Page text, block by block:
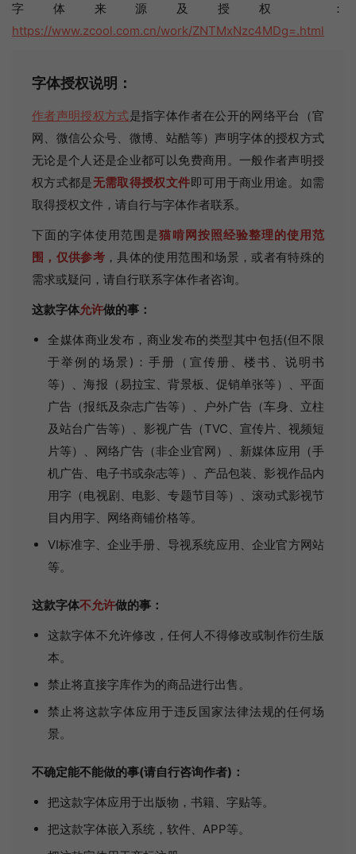
字体来源及授权 ：
https://www.zcool.com.cn/work/ZNTMxNzc4MDg=.html
字体授权说明：
作者声明授权方式是指字体作者在公开的网络平台（官
网、微信公众号、微博、站酷等）声明字体的授权方式
无论是个人还是企业都可以免费商用。一般作者声明授
权方式都是无需取得授权文件即可用于商业用途。如需
取得授权文件，请自行与字体作者联系。
下面的字体使用范围是猫啃网按照经验整理的使用范
围，仅供参考 ，具体的使用范围和场景，或者有特殊的
需求或疑问，请自行联系字体作者咨询。
这款字体允许做的事：
全媒体商业发布，商业发布的类型其中包括(但不限
于举例的场景)：手册（宣传册、楼书、说明书
等）、海报（易拉宝、背景板、促销单张等）、平面
广告（报纸及杂志广告等）、户外广告（车身、立柱
及站台广告等）、影视广告（TVC、宣传片、视频短
片等）、网络广告（非企业官网）、新媒体应用（手
机广告、电子书或杂志等）、产品包装、影视作品内
用字（电视剧、电影、专题节目等）、滚动式影视节
目内用字、网络商铺价格等。
VI标准字、企业手册、导视系统应用、企业官方网站
等。
这款字体不允许做的事：
这款字体不允许修改，任何人不得修改或制作衍生版
本。
禁止将直接字库作为的商品进行出售。
禁止将这款字体应用于违反国家法律法规的任何场
景。
不确定能不能做的事(请自行咨询作者)：
把这款字体应用于出版物，书籍、字贴等。
把这款字体嵌入系统，软件、APP等。